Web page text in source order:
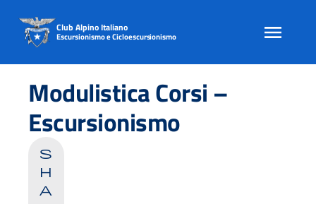
content
Club Alpino Italiano
Escursionismo e Cicloescursionismo
Modulistica Corsi –
Escursionismo
s
h
a